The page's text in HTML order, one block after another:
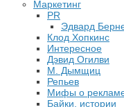
Маркетинг
PR
Эдвард
Клод Хопкинс
Интересное
Дэвид Огилви
М. Дымщиц
Репьев
Мифы о
Байки, истории